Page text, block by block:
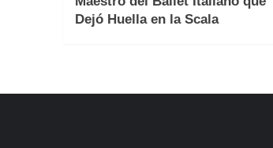
Dejó Huella en la Scala